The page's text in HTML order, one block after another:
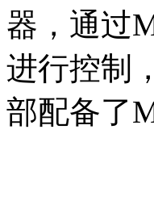
器，通过
进行控制
部配备了